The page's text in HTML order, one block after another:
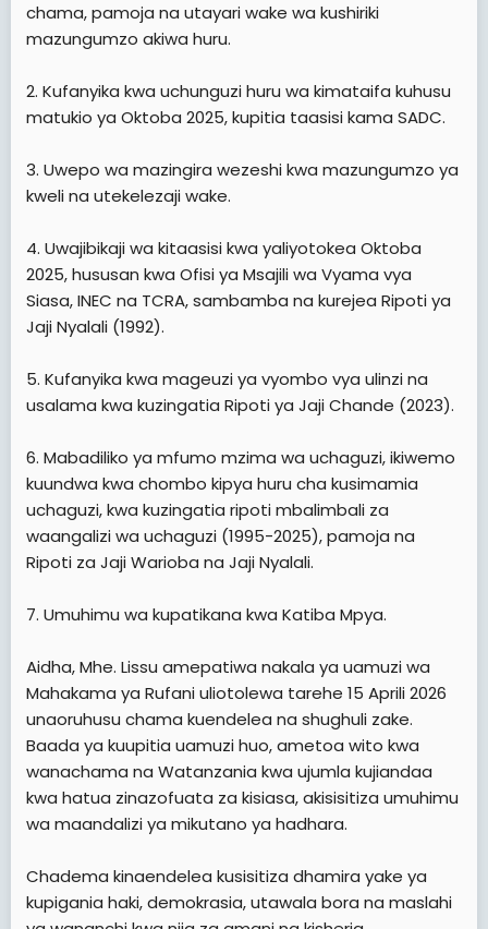
chama, pamoja na utayari wake wa kushiriki
mazungumzo akiwa huru.
2. Kufanyika kwa uchunguzi huru wa kimataifa kuhusu
matukio ya Oktoba 2025, kupitia taasisi kama SADC.
3. Uwepo wa mazingira wezeshi kwa mazungumzo ya
kweli na utekelezaji wake.
4. Uwajibikaji wa kitaasisi kwa yaliyotokea Oktoba
2025, hususan kwa Ofisi ya Msajili wa Vyama vya
Siasa, INEC na TCRA, sambamba na kurejea Ripoti ya
Jaji Nyalali (1992).
5. Kufanyika kwa mageuzi ya vyombo vya ulinzi na
usalama kwa kuzingatia Ripoti ya Jaji Chande (2023).
6. Mabadiliko ya mfumo mzima wa uchaguzi, ikiwemo
kuundwa kwa chombo kipya huru cha kusimamia
uchaguzi, kwa kuzingatia ripoti mbalimbali za
waangalizi wa uchaguzi (1995-2025), pamoja na
Ripoti za Jaji Warioba na Jaji Nyalali.
7. Umuhimu wa kupatikana kwa Katiba Mpya.
Aidha, Mhe. Lissu amepatiwa nakala ya uamuzi wa
Mahakama ya Rufani uliotolewa tarehe 15 Aprili 2026
unaoruhusu chama kuendelea na shughuli zake.
Baada ya kuupitia uamuzi huo, ametoa wito kwa
wanachama na Watanzania kwa ujumla kujiandaa
kwa hatua zinazofuata za kisiasa, akisisitiza umuhimu
wa maandalizi ya mikutano ya hadhara.
Chadema kinaendelea kusisitiza dhamira yake ya
kupigania haki, demokrasia, utawala bora na maslahi